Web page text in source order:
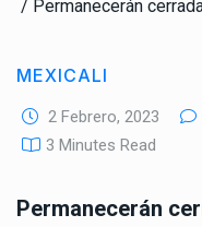
MEXICALI
2 Febrero, 2023
3 Minutes Read
Permanecerán